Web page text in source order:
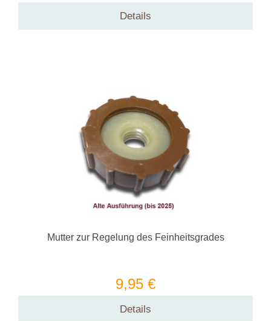
Details
Mutter zur Regelung des Feinheitsgrades
9,95 €
Details